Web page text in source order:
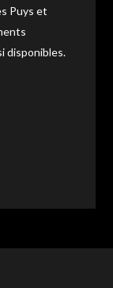
Puys et
disponibles.